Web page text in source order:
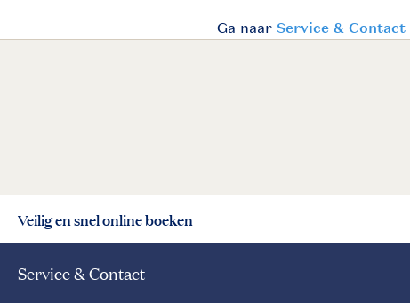
Veilig en snel online boeken
Service & Contact